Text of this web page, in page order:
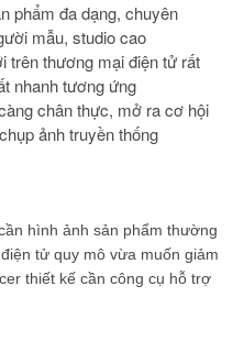
phẩm đa dạng, chuyên
mẫu, studio cao
trên thương mại điện tử rất
nhanh tương ứng
chân thực, mở ra cơ hội
ảnh truyền thống
hình ảnh sản phẩm thường
tử quy mô vừa muốn giảm
thiết kế cần công cụ hỗ trợ